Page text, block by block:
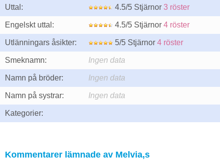
Uttal: 4.5/5 Stjärnor 3 röster
Engelskt uttal: 4.5/5 Stjärnor 4 röster
Utlänningars åsikter: 5/5 Stjärnor 4 röster
Smeknamn: Ingen data
Namn på bröder: Ingen data
Namn på systrar: Ingen data
Kategorier:
Kommentarer lämnade av Melvia,s